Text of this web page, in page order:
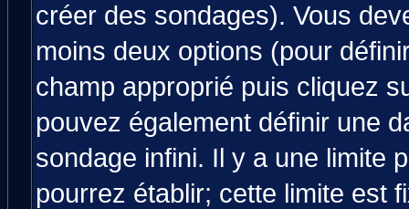
créer des sondages). Vous
moins deux options (pour
champ approprié puis cliquez
pouvez également définir une
sondage infini. Il y a une limite
pourrez établir; cette limite est